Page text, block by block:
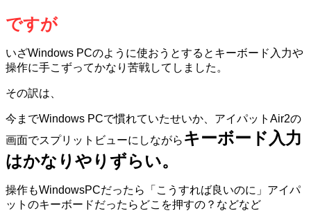
ですが
いざWindows PCのように使おうとするとキーボード入力や
操作に手こずってかなり苦戦してしました。
その訳は、
今までWindows PCで慣れていたせいか、アイパット Air2の
画面でスプリットビューにしながら キーボード入力
はかなりやりずらい。
操作もWindowsPCだったら「こうすれば良いのに」アイパ
ットのキーボードだったらどこを押すの？などなど